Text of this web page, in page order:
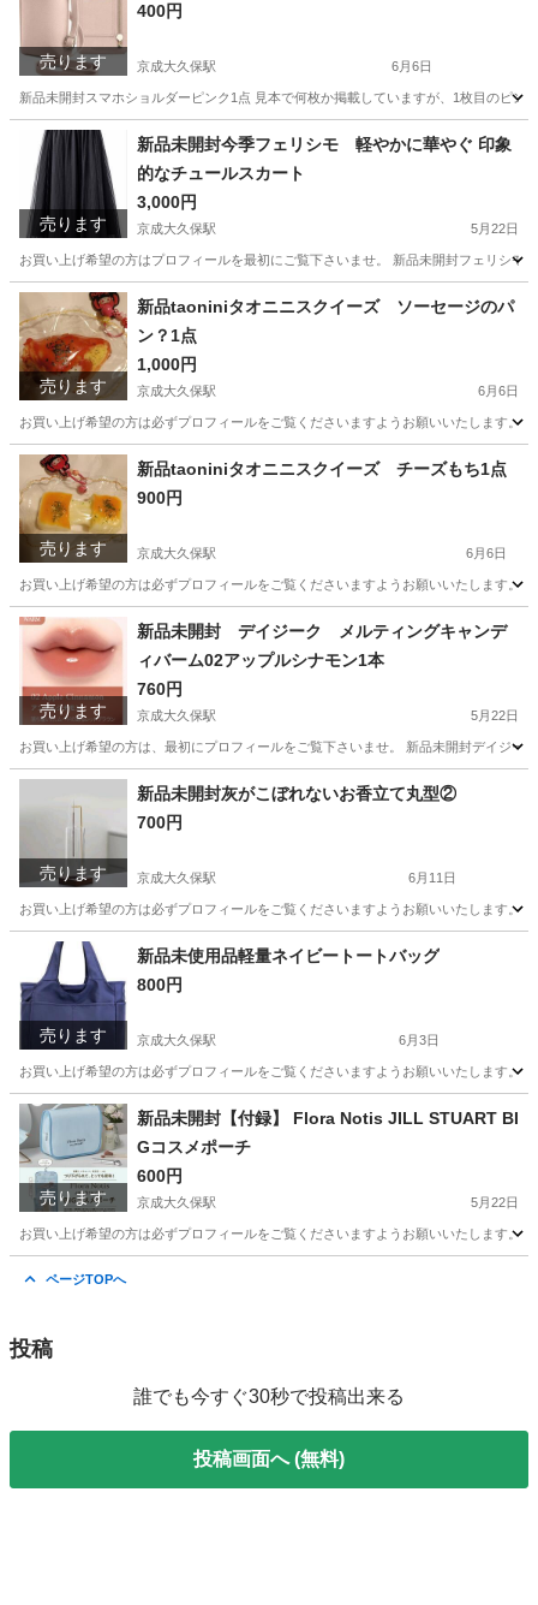
売ります
400円
京成大久保駅 6月6日
新品未開封スマホショルダーピンク1点 見本で何枚か掲載していますが、1枚目のピ
千葉 習志野市 京成大久保駅 バッグ 新品
売ります
新品未開封今季フェリシモ 軽やかに華やぐ 印象
的なチュールスカート
3,000円
京成大久保駅 5月22日
お買い上げ希望の方はプロフィールを最初にご覧下さいませ。 新品未開封フェリシ
千葉 習志野市 京成大久保駅 スカート チュールスカート
売ります
新品taoniniタオニニスクイーズ ソーセージのパ
ン？1点
1,000円
京成大久保駅 6月6日
お買い上げ希望の方は必ずプロフィールをご覧くださいますようお願いいたします
千葉 習志野市 京成大久保駅 おもちゃ ソーセージ
売ります
新品taoniniタオニニスクイーズ チーズもち1点
900円
京成大久保駅 6月6日
お買い上げ希望の方は必ずプロフィールをご覧くださいますようお願いいたします
千葉 習志野市 京成大久保駅 おもちゃ キーホルダー
売ります
新品未開封 デイジーク メルティングキャンデ
ィバーム02アップルシナモン1本
760円
京成大久保駅 5月22日
お買い上げ希望の方は、最初にプロフィールをご覧下さいませ。 新品未開封デイジ
千葉 習志野市 京成大久保駅 メイクアップ シナモン
売ります
新品未開封灰がこぼれないお香立て丸型②
700円
京成大久保駅 6月11日
お買い上げ希望の方は必ずプロフィールをご覧くださいますようお願いいたします。
千葉 習志野市 京成大久保駅 生活雑貨 お香
売ります
新品未使用品軽量ネイビートートバッグ
800円
京成大久保駅 6月3日
お買い上げ希望の方は必ずプロフィールをご覧くださいますようお願いいたします。
千葉 習志野市 京成大久保駅 バッグ
売ります
新品未開封【付録】 Flora Notis JILL STUART BI
Gコスメポーチ
600円
京成大久保駅 5月22日
お買い上げ希望の方は必ずプロフィールをご覧くださいますようお願いいたします。
ページTOPへ
投稿
誰でも今すぐ30秒で投稿出来る
投稿画面へ (無料)